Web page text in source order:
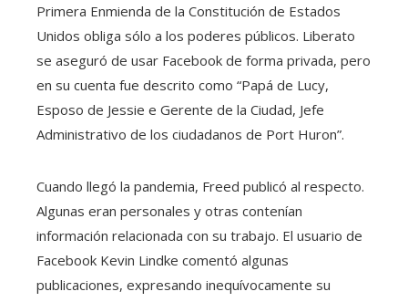
Primera Enmienda de la Constitución de Estados
Unidos obliga sólo a los poderes públicos. Liberato
se aseguró de usar Facebook de forma privada, pero
en su cuenta fue descrito como “Papá de Lucy,
Esposo de Jessie e Gerente de la Ciudad, Jefe
Administrativo de los ciudadanos de Port Huron”.
Cuando llegó la pandemia, Freed publicó al respecto.
Algunas eran personales y otras contenían
información relacionada con su trabajo. El usuario de
Facebook Kevin Lindke comentó algunas
publicaciones, expresando inequívocamente su